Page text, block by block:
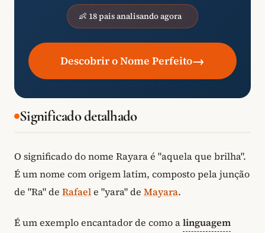
👶 18 pais analisando agora
Descobrir o Nome Perfeito→
Significado detalhado
O significado do nome Rayara é "aquela que brilha".
É um nome com origem latim, composto pela junção
de "Ra" de Rafaele "yara" de Mayara.
É um exemplo encantador de como alinguagem